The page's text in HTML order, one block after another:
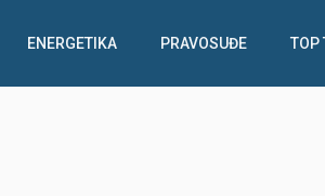
ENERGETIKA PRAVOSUĐE TOP